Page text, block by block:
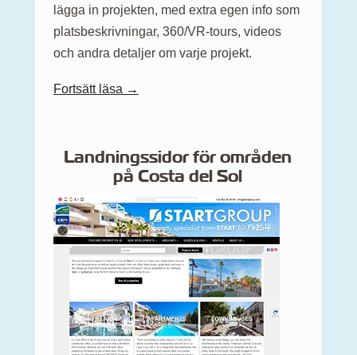
lägga in projekten, med extra egen info som
platsbeskrivningar, 360/VR-tours, videos
och andra detaljer om varje projekt.
Fortsätt läsa →
Landningssidor för områden
på Costa del Sol